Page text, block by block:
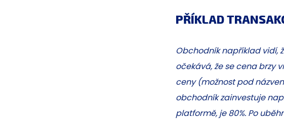
PŘÍKLAD
Obchodník například vidí,
očekává, že se cena brzy
ceny (možnost pod
obchodník zainvestuje
platformě, je 80%. Po